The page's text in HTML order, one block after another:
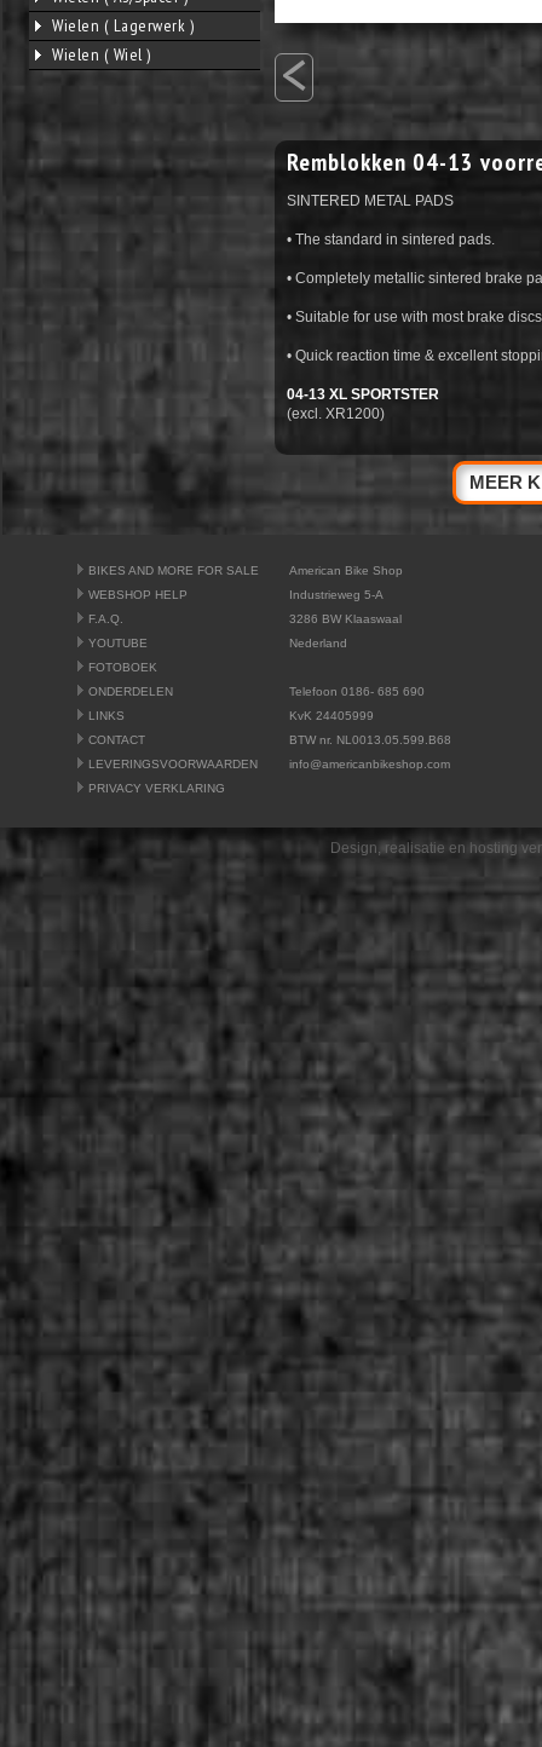
Wielen ( Lagerwerk )
Wielen ( Wiel )
<
Remblokken 04-13
SINTERED METAL PADS
• The standard in sintered pads.
• Completely metallic sintered brake
• Suitable for use with most brake
• Quick reaction time & excellent
04-13 XL SPORTSTER
(excl. XR1200)
MEER
BIKES AND MORE FOR SALE
WEBSHOP HELP
F.A.Q.
YOUTUBE
FOTOBOEK
ONDERDELEN
LINKS
CONTACT
LEVERINGSVOORWAARDEN
PRIVACY VERKLARING
American Bike Shop
Industrieweg 5-A
3286 BW Klaaswaal
Nederland
Telefoon 0186- 685 690
KvK 24405999
BTW nr. NL0013.05.599.B68
info@americanbikeshop.com
Design, realisatie en hosting